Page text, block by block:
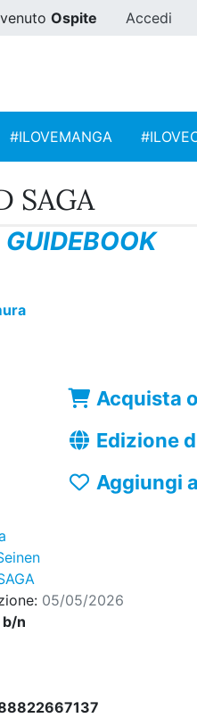
Ospite Accedi
#ILOVEMANGA
SAGA
Acquista
Edizione
Aggiungi
05/05/2026
b/n